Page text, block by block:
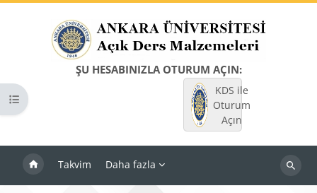
ŞU HESABINIZLA OTURUM AÇIN:
KDS ile
Oturum
Açın
Takvim Daha fazla
Dersleri
Kurs dizinini aç